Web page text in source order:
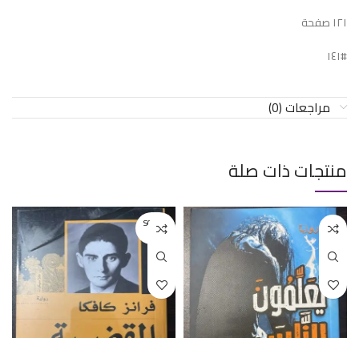
١٢١ صفحة
#١٤١
مراجعات (0)
منتجات ذات صلة
SOLD O
UT